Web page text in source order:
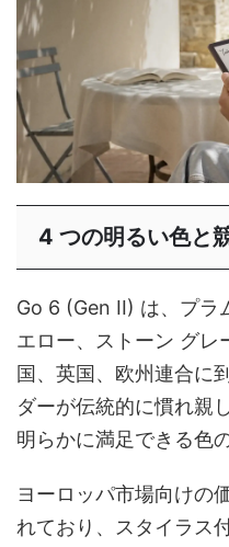
4 つの明るい色と
Go 6 (Gen II) は、プラ
エロー、ストーン グレ
国、英国、欧州連合に
ダーが伝統的に慣れ親
明らかに満足できる色
ヨーロッパ市場向けの
れており、スタイラス